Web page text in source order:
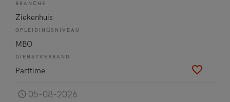
BRANCHE
Ziekenhuis
OPLEIDINGSNIVEAU
MBO
DIENSTVERBAND
Parttime
05-08-2026